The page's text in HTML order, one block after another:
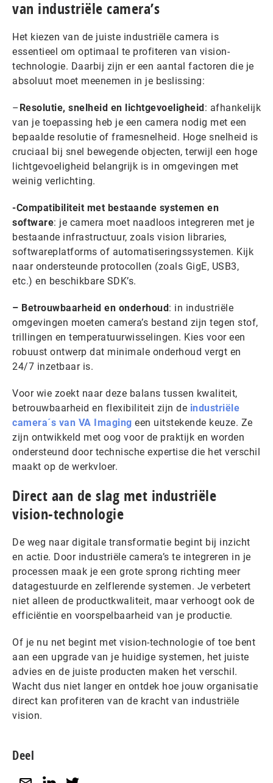
van industriële camera’s
Het kiezen van de juiste industriële camera is
essentieel om optimaal te profiteren van vision-
technologie. Daarbij zijn er een aantal factoren die je
absoluut moet meenemen in je beslissing:
– Resolutie, snelheid en lichtgevoeligheid: afhankelijk
van je toepassing heb je een camera nodig met een
bepaalde resolutie of framesnelheid. Hoge snelheid is
cruciaal bij snel bewegende objecten, terwijl een hoge
lichtgevoeligheid belangrijk is in omgevingen met
weinig verlichting.
-Compatibiliteit met bestaande systemen en
software: je camera moet naadloos integreren met je
bestaande infrastructuur, zoals vision libraries,
softwareplatforms of automatiseringssystemen. Kijk
naar ondersteunde protocollen (zoals GigE, USB3,
etc.) en beschikbare SDK’s.
– Betrouwbaarheid en onderhoud: in industriële
omgevingen moeten camera’s bestand zijn tegen stof,
trillingen en temperatuurwisselingen. Kies voor een
robuust ontwerp dat minimale onderhoud vergt en
24/7 inzetbaar is.
Voor wie zoekt naar deze balans tussen kwaliteit,
betrouwbaarheid en flexibiliteit zijn de industriële
camera´s van VA Imaging een uitstekende keuze. Ze
zijn ontwikkeld met oog voor de praktijk en worden
ondersteund door technische expertise die het verschil
maakt op de werkvloer.
Direct aan de slag met industriële
vision-technologie
De weg naar digitale transformatie begint bij inzicht
en actie. Door industriële camera’s te integreren in je
processen maak je een grote sprong richting meer
datagestuurde en zelflerende systemen. Je verbetert
niet alleen de productkwaliteit, maar verhoogt ook de
efficiëntie en voorspelbaarheid van je productie.
Of je nu net begint met vision-technologie of toe bent
aan een upgrade van je huidige systemen, het juiste
advies en de juiste producten maken het verschil.
Wacht dus niet langer en ontdek hoe jouw organisatie
direct kan profiteren van de kracht van industriële
vision.
Deel